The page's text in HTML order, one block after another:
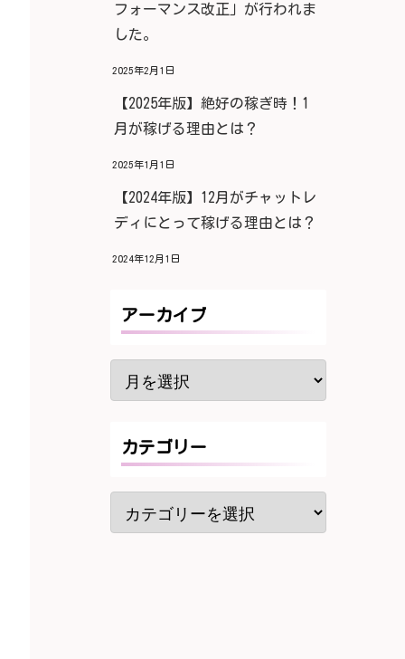
フォーマンス改正」が行われま
した。
2025年2月1日
【2025年版】絶好の稼ぎ時！1
月が稼げる理由とは？
2025年1月1日
【2024年版】12月がチャットレ
ディにとって稼げる理由とは？
2024年12月1日
アーカイブ
カテゴリー